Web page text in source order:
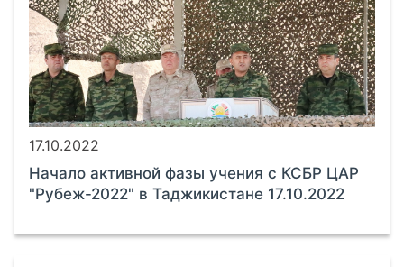
17.10.2022
Начало активной фазы учения с КСБР ЦАР
"Рубеж-2022" в Таджикистане 17.10.2022